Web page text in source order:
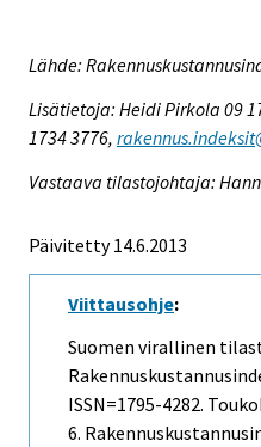
Lähde:
Lisätietoja: Heidi Pirkola 09
1734 3776,
Vastaava tilastojohtaja:
Päivitetty 14.6.2013
Viittausohje:
Suomen virallinen
ISSN=1795-4282.
6.